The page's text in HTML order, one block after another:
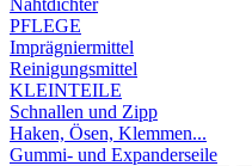
Nahtdichter
PFLEGE
Imprägniermittel
Reinigungsmittel
KLEINTEILE
Schnallen und Zipp
Haken, Ösen, Klemmen...
Gummi- und Expanderseile